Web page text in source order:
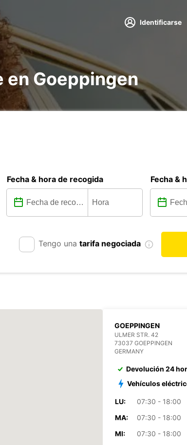
Identificarse
Goeppingen
Fecha & hora de recogida Fecha &
Tengo una tarifa negociada
GOEPPINGEN
ULMER STR. 42
73037 GOEPPINGEN
GERMANY
Devolución 24
Vehículos
LU:
07:30 - 18:00
MA:
07:30 - 18:00
MI:
07:30 - 18:00